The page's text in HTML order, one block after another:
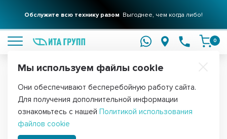
Обслужите всю технику разом Выгоднее, чем когда либо!
0
Главная
Запчасти для холодильника Beko
B1RCSK362S
Мы используем файлы cookie
Они обеспечивают бесперебойную работу сайта.
Для получения дополнительной информации
ознакомьтесь с нашей Политикой использования
файлов cookie